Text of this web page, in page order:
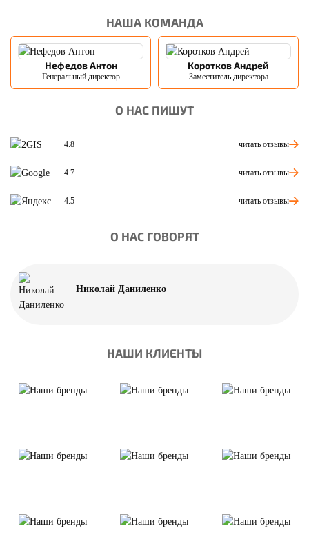
НАША КОМАНДА
Нефедов Антон
Генеральный директор
Коротков Андрей
Заместитель директора
О НАС ПИШУТ
4.8 читать отзывы
4.7 читать отзывы
4.5 читать отзывы
О НАС ГОВОРЯТ
Николай Даниленко
НАШИ КЛИЕНТЫ